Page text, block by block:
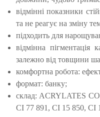
відмінні показники
та не реагує на зміну
підходить для
відмінна пігментація
залежно від товщини
комфортна робота:
формат: банку;
склад: ACRYLATES
CI 77 891, CI 15 850, CI